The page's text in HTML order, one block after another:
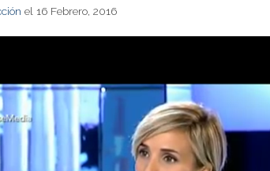
el 16 Febrero, 2016